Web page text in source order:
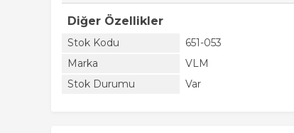
Diğer Özellikler
Stok Kodu
651-053
Marka
VLM
Stok Durumu
Var